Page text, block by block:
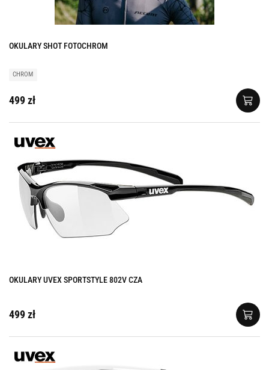
OKULARY SHOT FOTOCHROM
CHROM
499 zł
OKULARY UVEX SPORTSTYLE 802V CZA
499 zł